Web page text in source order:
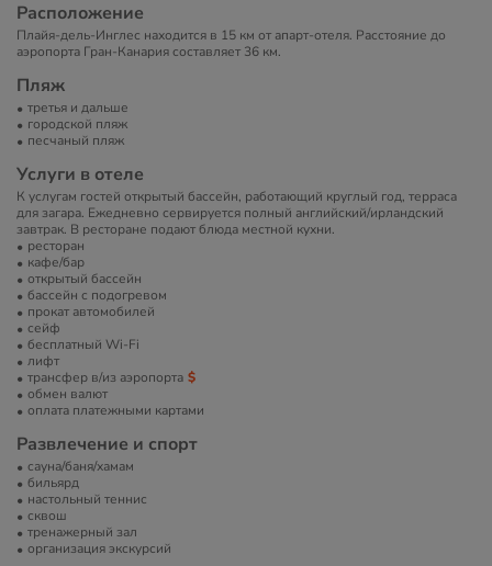
Расположение
Плайя-дель-Инглес находится в 15 км от апарт-отеля. Расстояние до
аэропорта Гран-Канария составляет 36 км.
Пляж
третья и дальше
городской пляж
песчаный пляж
Услуги в отеле
К услугам гостей открытый бассейн, работающий круглый год, терраса
для загара. Ежедневно сервируется полный английский/ирландский
завтрак. В ресторане подают блюда местной кухни.
ресторан
кафе/бар
открытый бассейн
бассейн с подогревом
прокат автомобилей
сейф
бесплатный Wi-Fi
лифт
трансфер в/из аэропорта
обмен валют
оплата платежными картами
Развлечение и спорт
сауна/баня/хамам
бильярд
настольный теннис
сквош
тренажерный зал
организация экскурсий